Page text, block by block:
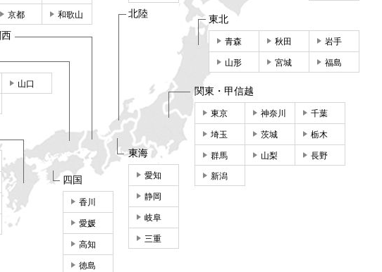
東北
青森 秋田 岩手
山形 宮城 福島
関東・甲信越
東京 神奈川 千葉
埼玉 茨城 栃木
群馬 山梨 長野
新潟
東海
愛知
静岡
岐阜
三重
北陸
京都 和歌山
山口
四国
香川
愛媛
高知
徳島